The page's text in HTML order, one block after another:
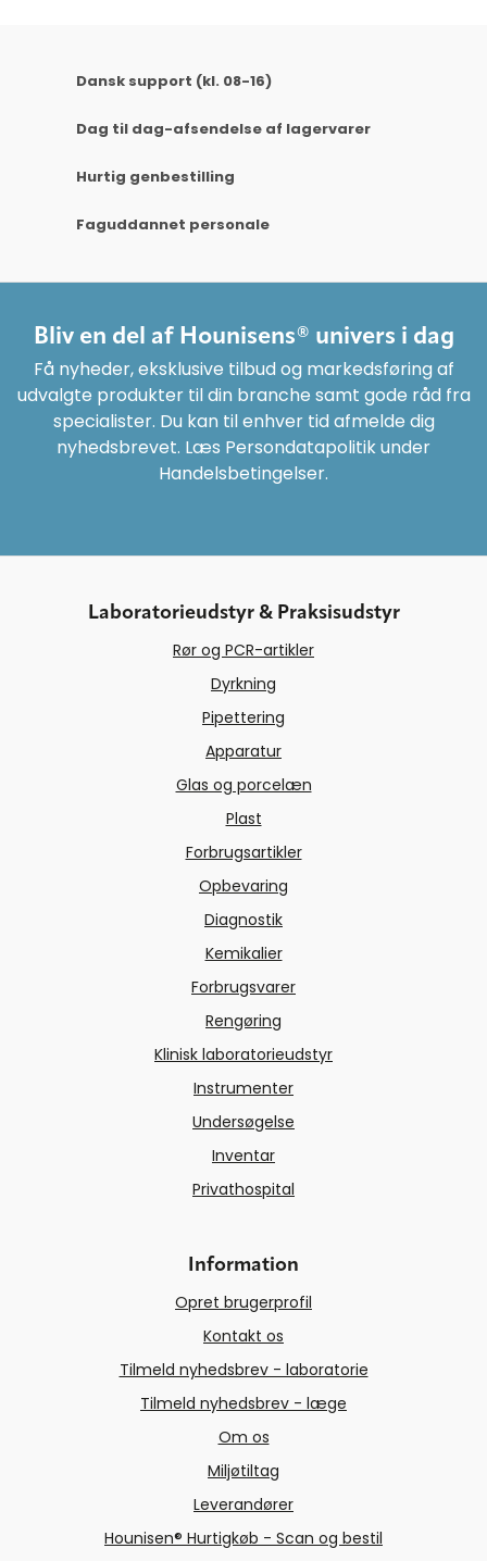
Dansk support (kl. 08-16)
Dag til dag-afsendelse af lagervarer
Hurtig genbestilling
Faguddannet personale
Bliv en del af Hounisens® univers i dag
Få nyheder, eksklusive tilbud og markedsføring af
udvalgte produkter til din branche samt gode råd fra
specialister. Du kan til enhver tid afmelde dig
nyhedsbrevet. Læs Persondatapolitik under
Handelsbetingelser.
Laboratorieudstyr & Praksisudstyr
Rør og PCR-artikler
Dyrkning
Pipettering
Apparatur
Glas og porcelæn
Plast
Forbrugsartikler
Opbevaring
Diagnostik
Kemikalier
Forbrugsvarer
Rengøring
Klinisk laboratorieudstyr
Instrumenter
Undersøgelse
Inventar
Privathospital
Information
Opret brugerprofil
Kontakt os
Tilmeld nyhedsbrev - laboratorie
Tilmeld nyhedsbrev - læge
Om os
Miljøtiltag
Leverandører
Hounisen® Hurtigkøb - Scan og bestil